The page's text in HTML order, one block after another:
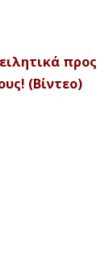
προς
(Βίντεο)